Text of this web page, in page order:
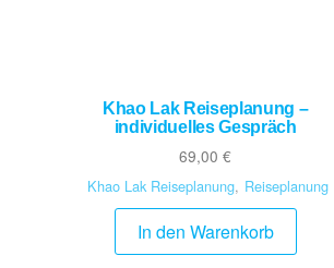
Khao Lak Reiseplanung –
individuelles Gespräch
69,00€
Khao Lak Reiseplanung, Reiseplanung
In den Warenkorb